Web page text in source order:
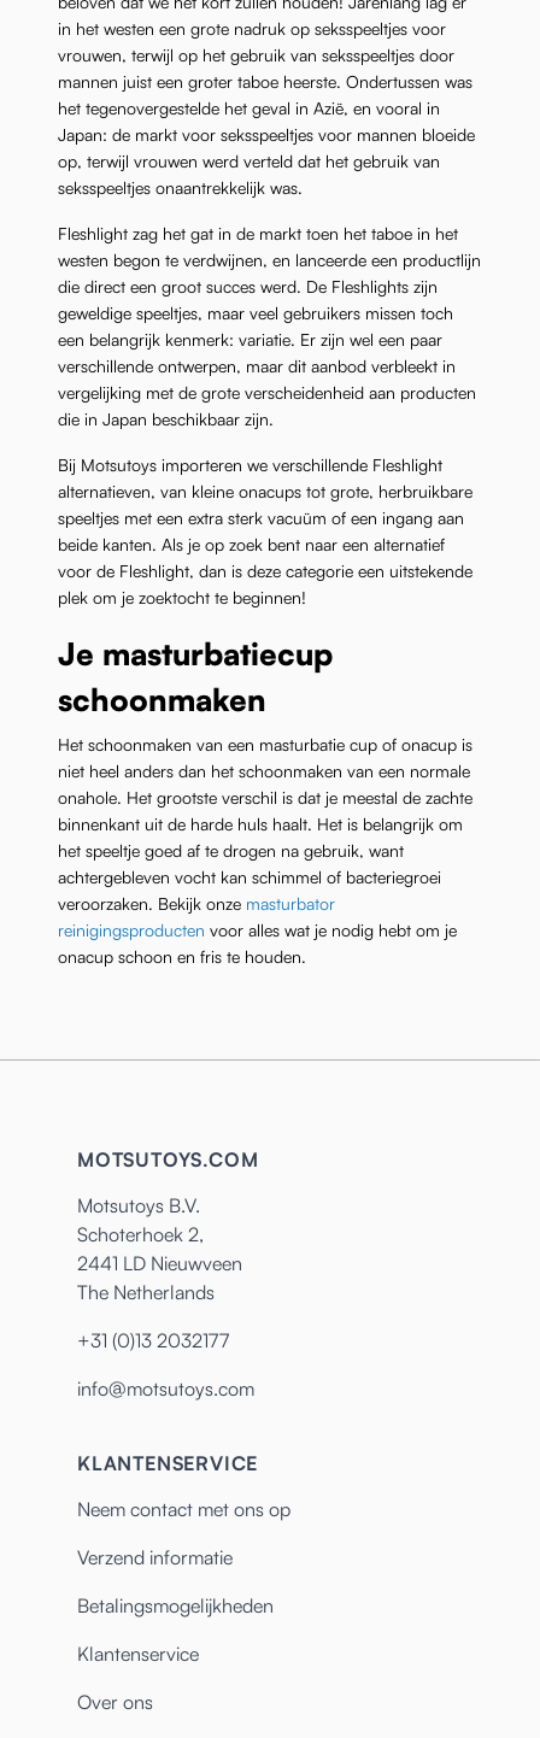
in het westen een grote nadruk op seksspeeltjes voor
vrouwen, terwijl op het gebruik van seksspeeltjes door
mannen juist een groter taboe heerste. Ondertussen was
het tegenovergestelde het geval in Azië, en vooral in
Japan: de markt voor seksspeeltjes voor mannen bloeide
op, terwijl vrouwen werd verteld dat het gebruik van
seksspeeltjes onaantrekkelijk was.
Fleshlight zag het gat in de markt toen het taboe in het
westen begon te verdwijnen, en lanceerde een productlijn
die direct een groot succes werd. De Fleshlights zijn
geweldige speeltjes, maar veel gebruikers missen toch
een belangrijk kenmerk: variatie. Er zijn wel een paar
verschillende ontwerpen, maar dit aanbod verbleekt in
vergelijking met de grote verscheidenheid aan producten
die in Japan beschikbaar zijn.
Bij Motsutoys importeren we verschillende Fleshlight
alternatieven, van kleine onacups tot grote, herbruikbare
speeltjes met een extra sterk vacuüm of een ingang aan
beide kanten. Als je op zoek bent naar een alternatief
voor de Fleshlight, dan is deze categorie een uitstekende
plek om je zoektocht te beginnen!
Je masturbatiecup
schoonmaken
Het schoonmaken van een masturbatie cup of onacup is
niet heel anders dan het schoonmaken van een normale
onahole. Het grootste verschil is dat je meestal de zachte
binnenkant uit de harde huls haalt. Het is belangrijk om
het speeltje goed af te drogen na gebruik, want
achtergebleven vocht kan schimmel of bacteriegroei
veroorzaken. Bekijk onze masturbator
reinigingsproducten voor alles wat je nodig hebt om je
onacup schoon en fris te houden.
MOTSUTOYS.COM
Motsutoys B.V.
Schoterhoek 2,
2441 LD Nieuwveen
The Netherlands
+31 (0)13 2032177
info@motsutoys.com
KLANTENSERVICE
Neem contact met ons op
Verzend informatie
Betalingsmogelijkheden
Klantenservice
Over ons